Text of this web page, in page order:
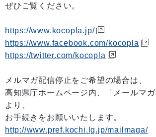
ぜひご覧ください。
https://www.kocopla.jp/
https://www.facebook.com/kocopla
https://twitter.com/kocopla
メルマガ配信停止をご希望の場合は、
高知県庁ホームページ内、「メールマ
より、
お手続きをお願いいたします。
http://www.pref.kochi.lg.jp/mailmaga/